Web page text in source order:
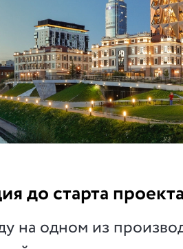
до старта
на одном из